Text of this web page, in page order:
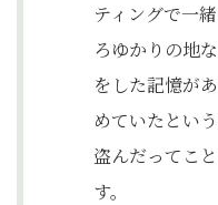
ティングで一
ろゆかりの地
をした記憶が
めていたとい
盗んだってこ
す。